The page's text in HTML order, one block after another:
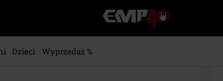
EMP
-
Merch
Dzieci
Wyprzedaż %